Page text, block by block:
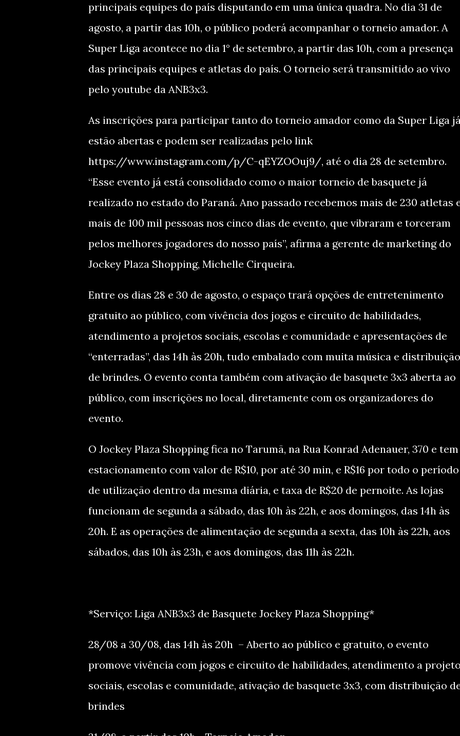
principais equipes do país disputando em uma única quadra. No dia 31 de
agosto, a partir das 10h, o público poderá acompanhar o torneio amador. A
Super Liga acontece no dia 1° de setembro, a partir das 10h, com a presença
das principais equipes e atletas do país. O torneio será transmitido ao vivo
pelo youtube da ANB3x3.
As inscrições para participar tanto do torneio amador como da Super Liga
estão abertas e podem ser realizadas pelo link
https://www.instagram.com/p/C-qEYZOOuj9/, até o dia 28 de setembro.
“Esse evento já está consolidado como o maior torneio de basquete já
realizado no estado do Paraná. Ano passado recebemos mais de 230 atletas
mais de 100 mil pessoas nos cinco dias de evento, que vibraram e torceram
pelos melhores jogadores do nosso país”, afirma a gerente de marketing do
Jockey Plaza Shopping, Michelle Cirqueira.
Entre os dias 28 e 30 de agosto, o espaço trará opções de entretenimento
gratuito ao público, com vivência dos jogos e circuito de habilidades,
atendimento a projetos sociais, escolas e comunidade e apresentações de
“enterradas”, das 14h às 20h, tudo embalado com muita música e distribuição
de brindes. O evento conta também com ativação de basquete 3x3 aberta ao
público, com inscrições no local, diretamente com os organizadores do
evento.
O Jockey Plaza Shopping fica no Tarumã, na Rua Konrad Adenauer, 370 e tem
estacionamento com valor de R$10, por até 30 min, e R$16 por todo o período
de utilização dentro da mesma diária, e taxa de R$20 de pernoite. As lojas
funcionam de segunda a sábado, das 10h às 22h, e aos domingos, das 14h às
20h. E as operações de alimentação de segunda a sexta, das 10h às 22h, aos
sábados, das 10h às 23h, e aos domingos, das 11h às 22h.
*Serviço: Liga ANB3x3 de Basquete Jockey Plaza Shopping*
28/08 a 30/08, das 14h às 20h – Aberto ao público e gratuito, o evento
promove vivência com jogos e circuito de habilidades, atendimento a
sociais, escolas e comunidade, ativação de basquete 3x3, com distribuição
brindes